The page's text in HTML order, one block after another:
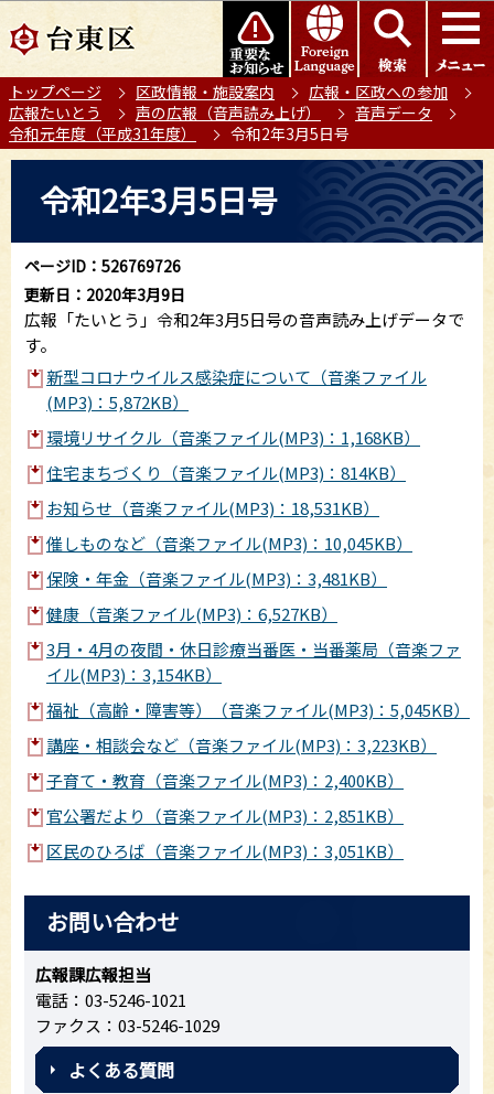
の
ー
ジ
の
このページの本文へ移動
トップページ 区政情報・施設案内
広報・区政への参加
広報たいとう
声の広報（音声読み上げ）
音声データ
令和元年度（平成31年度）
令和2年3月5日号
か
ら
令和2年3月5日号
ページID：526769726
更新日：2020年3月9日
広報「たいとう」令和2年3月5日号の音声読み上げデータで
す。
新型コロナウイルス感染症について（音楽ファイル
(MP3)：5,872KB）
環境リサイクル（音楽ファイル(MP3)：1,168KB）
住宅まちづくり（音楽ファイル(MP3)：814KB）
お知らせ（音楽ファイル(MP3)：18,531KB）
催しものなど（音楽ファイル(MP3)：10,045KB）
保険・年金（音楽ファイル(MP3)：3,481KB）
健康（音楽ファイル(MP3)：6,527KB）
3月・4月の夜間・休日診療当番医・当番薬局（音楽ファ
イル(MP3)：3,154KB）
福祉（高齢・障害等）（音楽ファイル(MP3)：5,045KB）
講座・相談会など（音楽ファイル(MP3)：3,223KB）
子育て・教育（音楽ファイル(MP3)：2,400KB）
官公署だより（音楽ファイル(MP3)：2,851KB）
区民のひろば（音楽ファイル(MP3)：3,051KB）
お問い合わせ
広報課広報担当
電話：03-5246-1021
ファクス：03-5246-1029
よくある質問